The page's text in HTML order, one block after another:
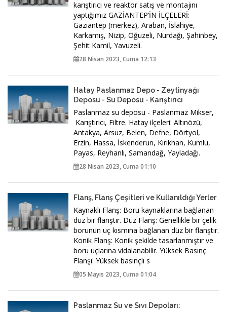
karıştırıcı ve reaktör satış ve montajını
yaptığımız GAZİANTEP’İN İLÇELERİ:
Gaziantep (merkez), Araban, İslahiye,
Karkamış, Nizip, Oğuzeli, Nurdağı, Şahinbey,
Şehit Kamil, Yavuzeli.
28 Nisan 2023, Cuma 12:13
Hatay Paslanmaz Depo - Zeytinyağı
Deposu - Su Deposu - Karıştırıcı
Paslanmaz su deposu - Paslanmaz Mikser,
Karıştırıcı, Filtre. Hatay ilçeleri: Altınözü,
Antakya, Arsuz, Belen‎, Defne, Dörtyol‎,
Erzin‎, Hassa‎, İskenderun‎, Kırıkhan, Kumlu,
Payas, Reyhanlı‎, Samandağ‎, Yayladağı.‎
28 Nisan 2023, Cuma 01:10
Flanş, Flanş Çeşitleri ve Kullanıldığı Yerler
Kaynaklı Flanş: Boru kaynaklarına bağlanan
düz bir flanştır. Düz Flanş: Genellikle bir çelik
borunun uç kısmına bağlanan düz bir flanştır.
Konik Flanş: Konik şekilde tasarlanmıştır ve
boru uçlarına vidalanabilir. Yüksek Basınç
Flanşı: Yüksek basınçlı s
05 Mayıs 2023, Cuma 01:04
Paslanmaz Su ve Sıvı Depoları: